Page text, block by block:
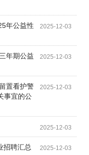
2025-12-03
年公益性
2025-12-03
年期公益
2025-12-03
置看护警
事宜的公
2025-12-03
2025-12-03
招聘汇总